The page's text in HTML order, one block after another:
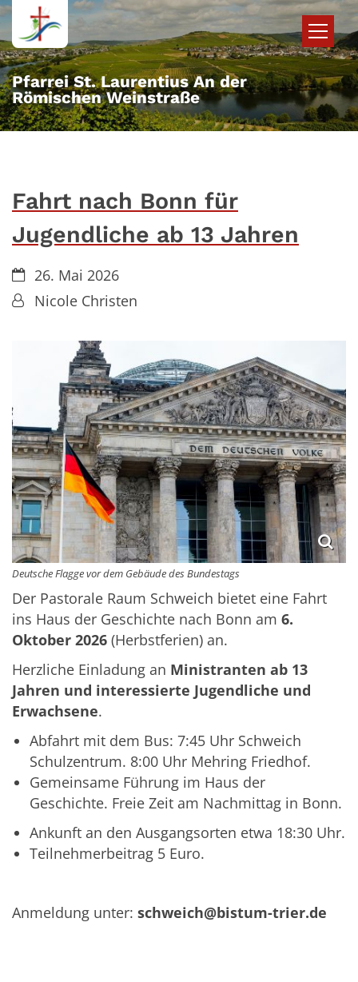
Zum Inhalt springen
Pfarrei St. Laurentius An der
Römischen Weinstraße
Fahrt nach Bonn für
Jugendliche ab 13 Jahren
Datum:26. Mai 2026
Von:Nicole Christen
Deutsche Flagge vor dem Gebäude des Bundestags
Der Pastorale Raum Schweich bietet eine Fahrt
ins Haus der Geschichte nach Bonn am 6.
Oktober 2026 (Herbstferien) an.
Herzliche Einladung an Ministranten ab 13
Jahren und interessierte Jugendliche und
Erwachsene.
Abfahrt mit dem Bus: 7:45 Uhr Schweich
Schulzentrum. 8:00 Uhr Mehring Friedhof.
Gemeinsame Führung im Haus der
Geschichte. Freie Zeit am Nachmittag in Bonn.
Ankunft an den Ausgangsorten etwa 18:30 Uhr.
Teilnehmerbeitrag 5 Euro.
Anmeldung unter: schweich@bistum-trier.de